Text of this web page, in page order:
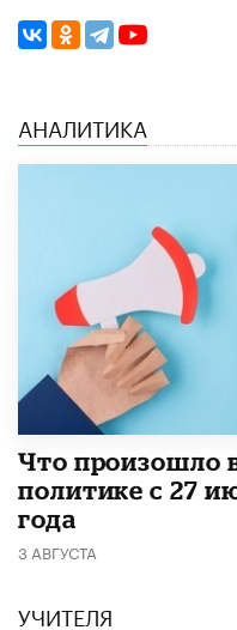
АНАЛИТИКА
​Что произошло
политике с 27
года
3 АВГУСТА
УЧИТЕЛЯ